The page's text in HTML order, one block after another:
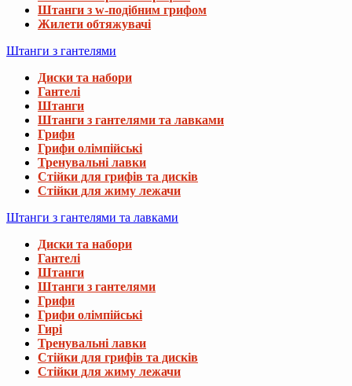
Штанги з w-подібним грифом
Жилети обтяжувачі
Штанги з гантелями
Диски та набори
Гантелі
Штанги
Штанги з гантелями та лавками
Грифи
Грифи олімпійські
Тренувальні лавки
Стійки для грифів та дисків
Стійки для жиму лежачи
Штанги з гантелями та лавками
Диски та набори
Гантелі
Штанги
Штанги з гантелями
Грифи
Грифи олімпійські
Гирі
Тренувальні лавки
Стійки для грифів та дисків
Стійки для жиму лежачи